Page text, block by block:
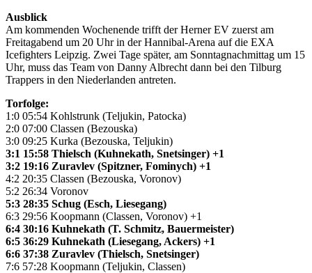
Ausblick
Am kommenden Wochenende trifft der Herner EV zuerst am
Freitagabend um 20 Uhr in der Hannibal-Arena auf die EXA
Icefighters Leipzig. Zwei Tage später, am Sonntagnachmittag um 15
Uhr, muss das Team von Danny Albrecht dann bei den Tilburg
Trappers in den Niederlanden antreten.
Torfolge:
1:0 05:54 Kohlstrunk (Teljukin, Patocka)
2:0 07:00 Classen (Bezouska)
3:0 09:25 Kurka (Bezouska, Teljukin)
3:1 15:58 Thielsch (Kuhnekath, Snetsinger) +1
3:2 19:16 Zuravlev (Spitzner, Fominych) +1
4:2 20:35 Classen (Bezouska, Voronov)
5:2 26:34 Voronov
5:3 28:35 Schug (Esch, Liesegang)
6:3 29:56 Koopmann (Classen, Voronov) +1
6:4 30:16 Kuhnekath (T. Schmitz, Bauermeister)
6:5 36:29 Kuhnekath (Liesegang, Ackers) +1
6:6 37:38 Zuravlev (Thielsch, Snetsinger)
7:6 57:28 Koopmann (Teljukin, Classen)